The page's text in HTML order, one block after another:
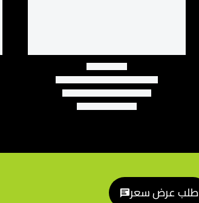
طلب عرض سعر